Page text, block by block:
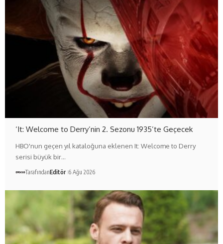
‘It: Welcome to Derry’nin 2. Sezonu 1935’te Geçecek
HBO'nun geçen yıl kataloğuna eklenen It: Welcome to Derry
serisi büyük bir…
TarafındanEditör 6 Ağu 2026